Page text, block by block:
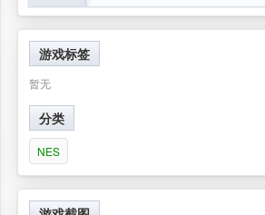
游戏标签
暂无
分类
NES